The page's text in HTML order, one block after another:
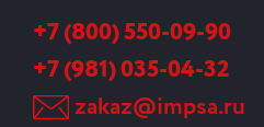
+7 (800) 550-09-90
+7 (981) 035-04-32
zakaz@impsa.ru